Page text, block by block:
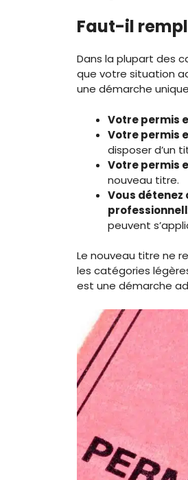
Faut-il
Dans la plupart des
que votre situation
une démarche
Votre permis
Votre permis
disposer d’un
Votre permis
nouveau titre.
Vous
peuvent
Le nouveau titre ne
les catégories
est une démarche